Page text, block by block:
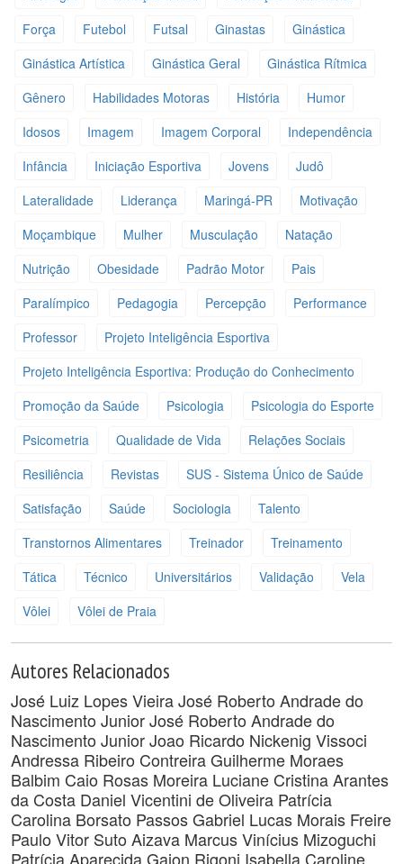
Força
Futebol Futsal Ginastas
Ginástica
Ginástica Artística
Ginástica Geral
Ginástica Rítmica
Gênero
Habilidades Motoras História
Humor
Idosos
Imagem Imagem Corporal
Independência
Infância
Iniciação Esportiva Jovens
Judô
Lateralidade
Liderança Maringá-PR
Motivação
Moçambique
Mulher Musculação
Natação
Nutrição
Obesidade Padrão Motor
Pais
Paralímpico
Pedagogia Percepção
Performance
Professor
Projeto Inteligência Esportiva
Projeto Inteligência Esportiva: Produção do Conhecimento
Promoção da Saúde
Psicologia
Psicologia do Esporte
Psicometria
Qualidade de Vida
Relações Sociais
Resiliência
Revistas
SUS - Sistema Único de Saúde
Satisfação
Saúde Sociologia
Talento
Transtornos Alimentares
Treinador
Treinamento
Tática
Técnico Universitários Validação
Vela
Vôlei
Vôlei de Praia
Autores Relacionados
José Luiz Lopes VieiraJosé Roberto Andrade do
Nascimento JuniorJosé Roberto Andrade do
Nascimento JuniorJoao Ricardo Nickenig Vissoci
Andressa Ribeiro ContreiraGuilherme Moraes
Balbim Caio Rosas Moreira Luciane Cristina Arantes
da Costa Daniel Vicentini de Oliveira Patrícia
Carolina Borsato PassosGabriel Lucas Morais Freire
Paulo Vitor Suto Aizava Marcus Vinícius Mizoguchi
Patrícia Aparecida Gaion Rigoni Isabella Caroline